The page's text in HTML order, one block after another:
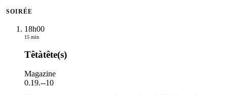
SOIRÉE
18h00
15 min
Têtàtête(s)
Magazine
0.19.--10